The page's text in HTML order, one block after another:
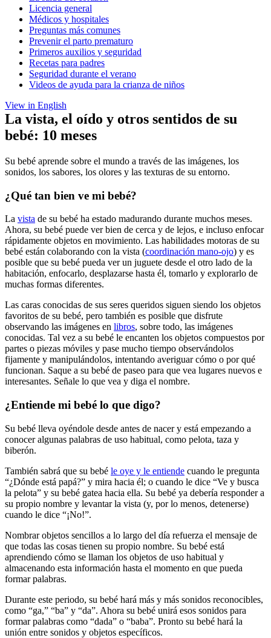
Licencia general
Médicos y hospitales
Preguntas más comunes
Prevenir el parto prematuro
Primeros auxilios y seguridad
Recetas para padres
Seguridad durante el verano
Videos de ayuda para la crianza de niños
View in English
La vista, el oído y otros sentidos de su
bebé: 10 meses
Su bebé aprende sobre el mundo a través de las imágenes, los
sonidos, los sabores, los olores y las texturas de su entorno.
¿Qué tan bien ve mi bebé?
La vista de su bebé ha estado madurando durante muchos meses.
Ahora, su bebé puede ver bien de cerca y de lejos, e incluso enfocar
rápidamente objetos en movimiento. Las habilidades motoras de su
bebé están colaborando con la vista (coordinación mano-ojo) y es
posible que su bebé pueda ver un juguete desde el otro lado de la
habitación, enfocarlo, desplazarse hasta él, tomarlo y explorarlo de
muchas formas diferentes.
Las caras conocidas de sus seres queridos siguen siendo los objetos
favoritos de su bebé, pero también es posible que disfrute
observando las imágenes en libros, sobre todo, las imágenes
conocidas. Tal vez a su bebé le encanten los objetos compuestos por
partes o piezas móviles y pase mucho tiempo observándolos
fijamente y manipulándolos, intentando averiguar cómo o por qué
funcionan. Saque a su bebé de paseo para que vea lugares nuevos e
interesantes. Señale lo que vea y diga el nombre.
¿Entiende mi bebé lo que digo?
Su bebé lleva oyéndole desde antes de nacer y está empezando a
conocer algunas palabras de uso habitual, como pelota, taza y
biberón.
También sabrá que su bebé le oye y le entiende cuando le pregunta
“¿Dónde está papá?” y mira hacia él; o cuando le dice “Ve y busca
la pelota” y su bebé gatea hacia ella. Su bebé ya debería responder a
su propio nombre y levantar la vista (y, por lo menos, detenerse)
cuando le dice “¡No!”.
Nombrar objetos sencillos a lo largo del día refuerza el mensaje de
que todas las cosas tienen su propio nombre. Su bebé está
aprendiendo cómo se llaman los objetos de uso habitual y
almacenando esta información hasta el momento en que pueda
formar palabras.
Durante este periodo, su bebé hará más y más sonidos reconocibles,
como “ga,” “ba” y “da”. Ahora su bebé unirá esos sonidos para
formar palabras como “dada” o “baba”. Pronto su bebé hará la
unión entre sonidos y objetos específicos.